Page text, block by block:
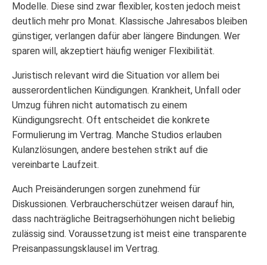
Modelle. Diese sind zwar flexibler, kosten jedoch meist
deutlich mehr pro Monat. Klassische Jahresabos bleiben
günstiger, verlangen dafür aber längere Bindungen. Wer
sparen will, akzeptiert häufig weniger Flexibilität.
Juristisch relevant wird die Situation vor allem bei
ausserordentlichen Kündigungen. Krankheit, Unfall oder
Umzug führen nicht automatisch zu einem
Kündigungsrecht. Oft entscheidet die konkrete
Formulierung im Vertrag. Manche Studios erlauben
Kulanzlösungen, andere bestehen strikt auf die
vereinbarte Laufzeit.
Auch Preisänderungen sorgen zunehmend für
Diskussionen. Verbraucherschützer weisen darauf hin,
dass nachträgliche Beitragserhöhungen nicht beliebig
zulässig sind. Voraussetzung ist meist eine transparente
Preisanpassungsklausel im Vertrag.